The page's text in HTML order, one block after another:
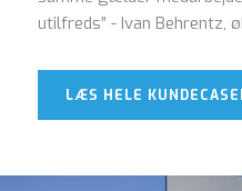
utilfreds” - Ivan Behrentz,
LÆS HELE